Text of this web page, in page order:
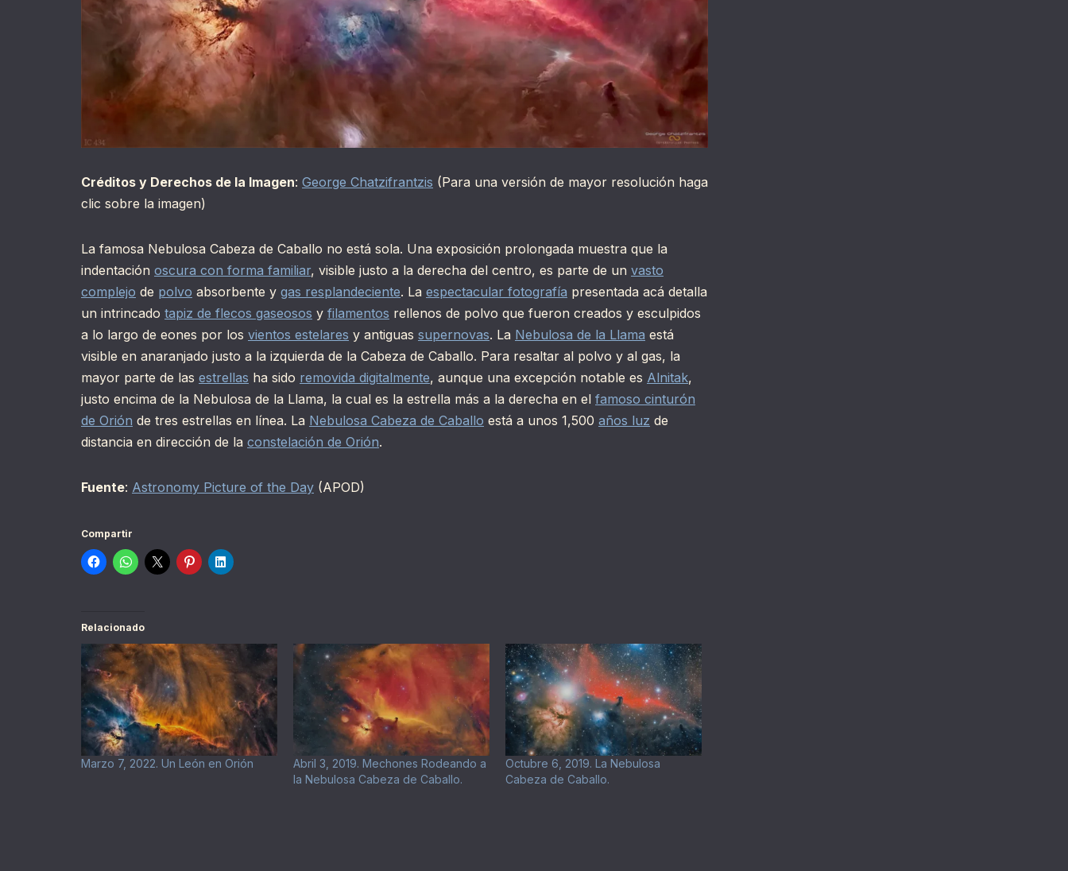
Créditos y Derechos de la Imagen: George Chatzifrantzis (Para una versión de mayor resolución haga
clic sobre la imagen)
La famosa Nebulosa Cabeza de Caballo no está sola. Una exposición prolongada muestra que la
indentación oscura con forma familiar, visible justo a la derecha del centro, es parte de un vasto
complejo de polvo absorbente y gas resplandeciente. La espectacular fotografía presentada acá detalla
un intrincado tapiz de flecos gaseosos y filamentos rellenos de polvo que fueron creados y esculpidos
a lo largo de eones por los vientos estelares y antiguas supernovas. La Nebulosa de la Llama está
visible en anaranjado justo a la izquierda de la Cabeza de Caballo. Para resaltar al polvo y al gas, la
mayor parte de las estrellas ha sido removida digitalmente, aunque una excepción notable es Alnitak,
justo encima de la Nebulosa de la Llama, la cual es la estrella más a la derecha en el famoso cinturón
de Orión de tres estrellas en línea. La Nebulosa Cabeza de Caballo está a unos 1,500 años luz de
distancia en dirección de la constelación de Orión.
Fuente: Astronomy Picture of the Day (APOD)
Compartir
Relacionado
Marzo 7, 2022. Un León en Orión
Abril 3, 2019. Mechones Rodeando a
la Nebulosa Cabeza de Caballo.
Octubre 6, 2019. La Nebulosa
Cabeza de Caballo.